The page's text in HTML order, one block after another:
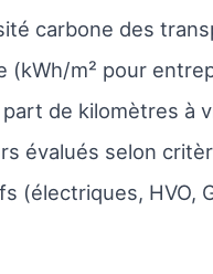
carbone des
(kWh/m² pour
de kilomètres à
évalués selon
(électriques, HVO,